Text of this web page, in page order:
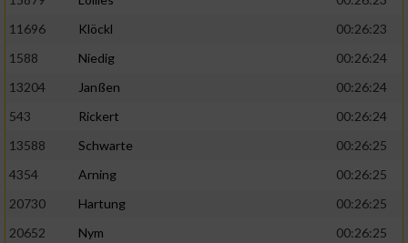
11696
Klöckl
00:26:23
1588
Niedig
00:26:24
13204
Janßen
00:26:24
543
Rickert
00:26:24
13588
Schwarte
00:26:25
4354
Arning
00:26:25
20730
Hartung
00:26:25
20652
Nym
00:26:25